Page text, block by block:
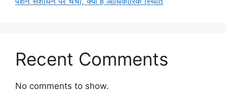
Recent Comments
No comments to show.